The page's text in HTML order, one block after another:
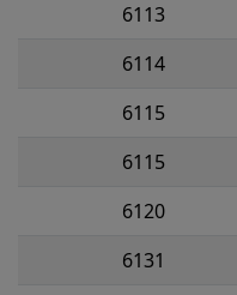
6113
6114
6115
6115
6120
6131